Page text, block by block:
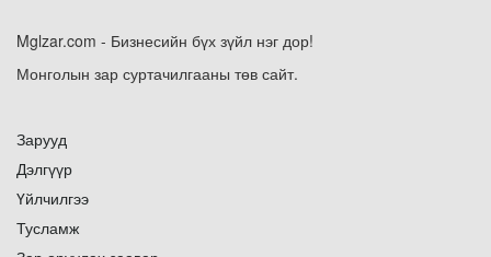
Mglzar.com - Бизнесийн бүх зүйл нэг дор!
Монголын зар суртачилгааны төв сайт.
Зарууд
Дэлгүүр
Үйлчилгээ
Тусламж